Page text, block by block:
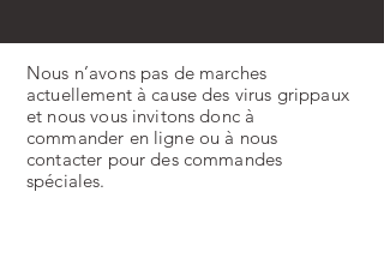
Nous n’avons pas de marches
actuellement à cause des virus grippaux
et nous vous invitons donc à
commander en ligne ou à nous
contacter pour des commandes
spéciales.